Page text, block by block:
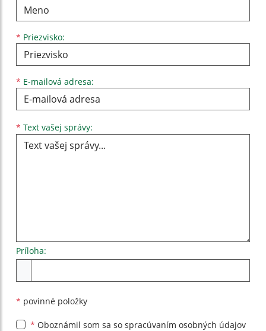
* Priezvisko:
* E-mailová adresa:
* Text vašej správy:
Príloha:
* povinné položky
* Oboznámil som sa so spracúvaním osobných údajov